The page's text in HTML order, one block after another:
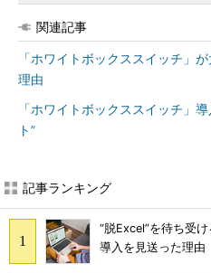
関連記事
「ホワイトボックススイッチ」
理由
「ホワイトボックススイッチ」
ト”
記事ランキング
“脱Excel”を待ち受
導入を見送った理由